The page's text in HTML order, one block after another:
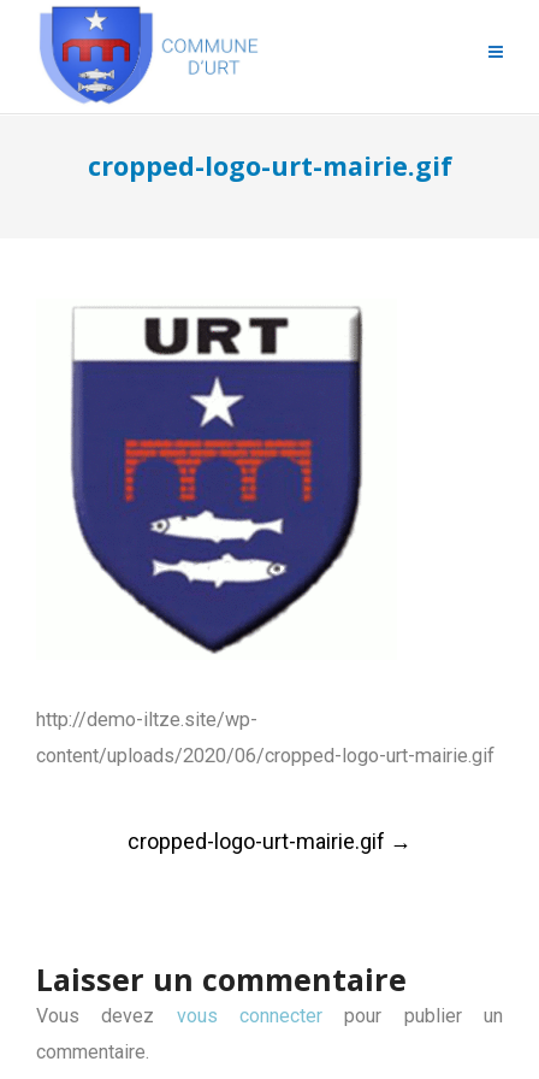
cropped-logo-urt-mairie.gif
http://demo-iltze.site/wp-
content/uploads/2020/06/cropped-logo-urt-mairie.gif
navigation
cropped-logo-urt-mairie.gif →
Laisser un commentaire
Vous devez vous connecter pour publier un
commentaire.